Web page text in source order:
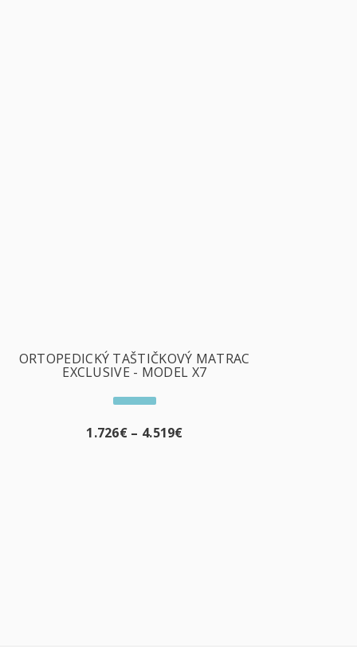
ORTOPEDICKÝ TAŠTIČKOVÝ MATRAC
EXCLUSIVE - MODEL X7
1.726€ – 4.519€